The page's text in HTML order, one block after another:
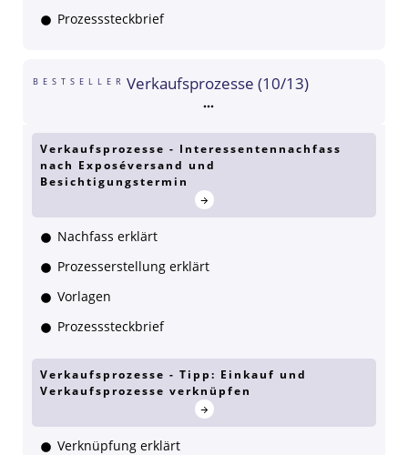
Prozesssteckbrief
BESTSELLER Verkaufsprozesse (10/13)
Verkaufsprozesse - Interessentennachfass
nach Exposéversand und
Besichtigungstermin
Nachfass erklärt
Prozesserstellung erklärt
Vorlagen
Prozesssteckbrief
Verkaufsprozesse - Tipp: Einkauf und
Verkaufsprozesse verknüpfen
Verknüpfung erklärt